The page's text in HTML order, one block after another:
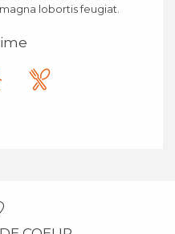
lobortis feugiat.